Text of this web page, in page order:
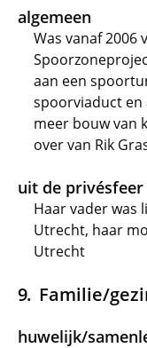
algemeen
Was vanaf
aan een
spoorviaduct
meer bouw van
over van Rik
uit de privésfeer
Haar vader was
Utrecht, haar
Utrecht
Familie/
huwelijk/